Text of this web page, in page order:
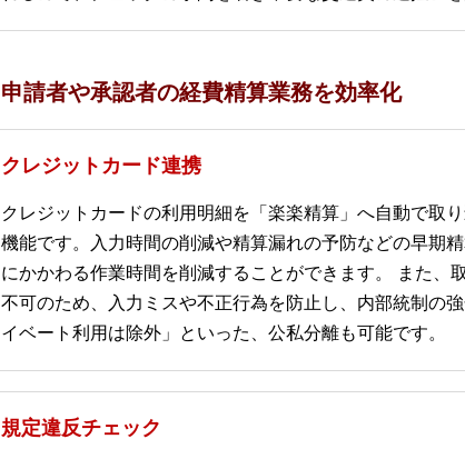
申請者や承認者の経費精算業務を効率化
クレジットカード連携
クレジットカードの利用明細を「楽楽精算」へ自動で取
機能です。入力時間の削減や精算漏れの予防などの早期
にかかわる作業時間を削減することができます。 また、
不可のため、入力ミスや不正行為を防止し、内部統制の
イベート利用は除外」といった、公私分離も可能です。
規定違反チェック